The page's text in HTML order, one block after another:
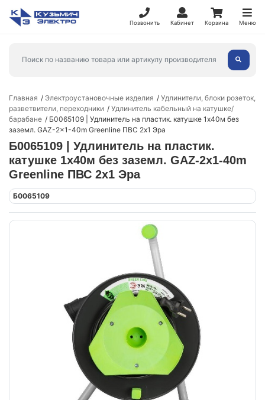
Позвонить Кабинет Корзина Меню
Главная Электроустановочные изделия
Удлинители, блоки розеток,
разветвители, переходники
Удлинитель кабельный на катушке/
барабане
Б0065109 | Удлинитель на пластик. катушке 1х40м без
заземл. GAZ-2x1-40m Greenline ПВС 2х1 Эра
Б0065109 | Удлинитель на пластик.
катушке 1х40м без заземл. GAZ-2x1-40m
Greenline ПВС 2х1 Эра
Б0065109